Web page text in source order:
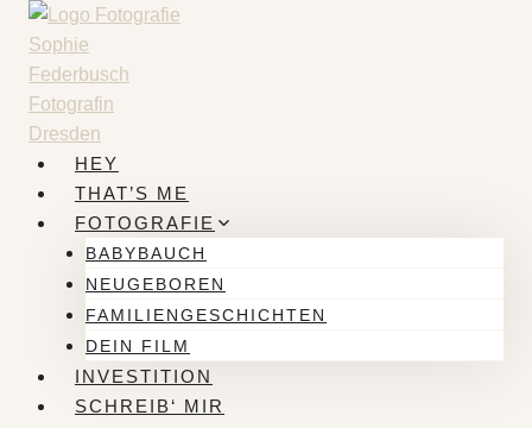
Zum
Inhalt
springen
HEY
THAT’S ME
FOTOGRAFIE
BABYBAUCH
NEUGEBOREN
FAMILIENGESCHICHTEN
DEIN FILM
INVESTITION
SCHREIB‘ MIR